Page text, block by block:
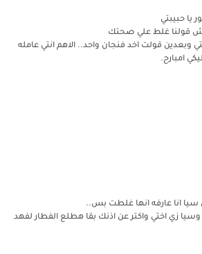
يا حبيبتي
قولنا غلط علي صحتك
وبعدين قولت اخد فنجان واحد.. الاهم انتي عامله
امبارح.
انا عارفه انها غلطت بس..
زي اختي واكتر عن اذنك بقا هطلع الفطار لفهد